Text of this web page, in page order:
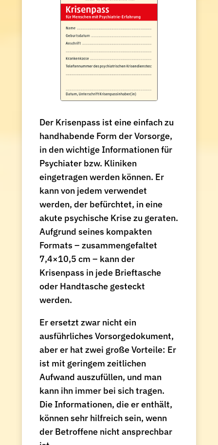
Der Krisenpass ist eine einfach zu
handhabende Form der Vorsorge,
in den wichtige Informationen für
Psychiater bzw. Kliniken
eingetragen werden können. Er
kann von jedem verwendet
werden, der befürchtet, in eine
akute psychische Krise zu geraten.
Aufgrund seines kompakten
Formats – zusammengefaltet
7,4×10,5 cm – kann der
Krisenpass in jede Brieftasche
oder Handtasche gesteckt
werden.
Er ersetzt zwar nicht ein
ausführliches Vorsorgedokument,
aber er hat zwei große Vorteile: Er
ist mit geringem zeitlichen
Aufwand auszufüllen, und man
kann ihn immer bei sich tragen.
Die Informationen, die er enthält,
können sehr hilfreich sein, wenn
der Betroffene nicht ansprechbar